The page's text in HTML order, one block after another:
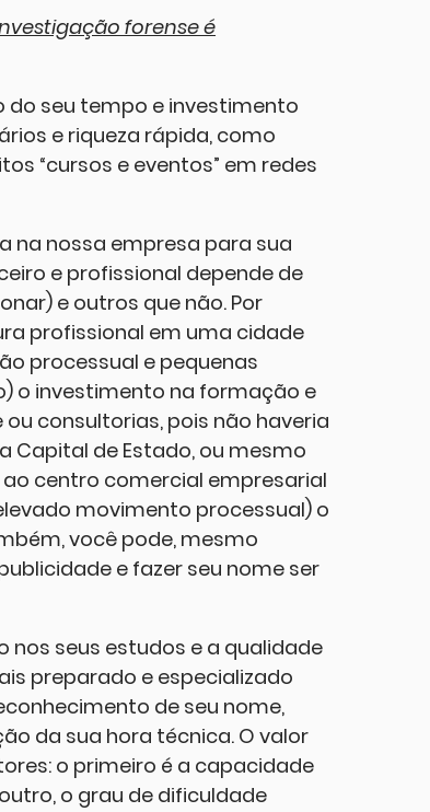
forense é
do seu tempo e investimento
e riqueza rápida, como
“cursos e eventos” em redes
na nossa empresa para sua
e profissional depende de
e outros que não. Por
profissional em uma cidade
processual e pequenas
o investimento na formação e
consultorias, pois não haveria
Capital de Estado, ou mesmo
centro comercial empresarial
movimento processual) o
você pode, mesmo
e fazer seu nome ser
nos seus estudos e a qualidade
preparado e especializado
de seu nome,
da sua hora técnica. O valor
o primeiro é a capacidade
o grau de dificuldade